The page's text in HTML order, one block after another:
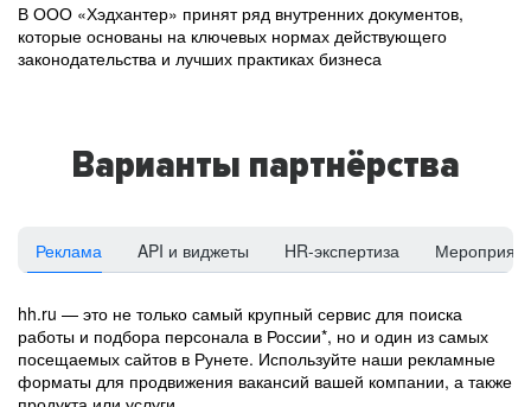
В ООО «Хэдхантер» принят ряд внутренних документов,
которые основаны на ключевых нормах действующего
законодательства и лучших практиках бизнеса
Варианты партнёрства
Реклама API и виджеты HR-экспертиза
hh.ru — это не только самый крупный сервис для поиска
работы и подбора персонала в России*, но и один из самых
посещаемых сайтов в Рунете. Используйте наши рекламные
форматы для продвижения вакансий вашей компании, а также